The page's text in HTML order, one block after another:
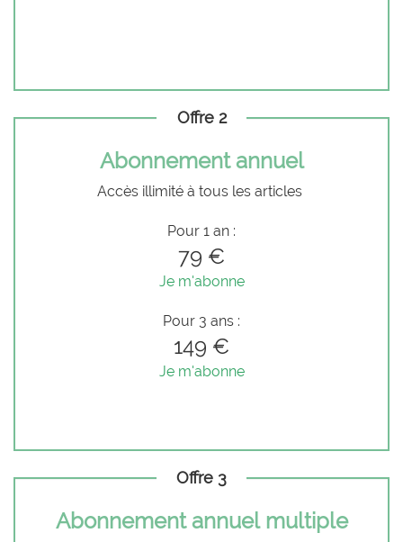
Offre 2
Abonnement annuel
Accès illimité à tous les articles
Pour 1 an :
79 €
Je m'abonne
Pour 3 ans :
149 €
Je m'abonne
Offre 3
Abonnement annuel multiple